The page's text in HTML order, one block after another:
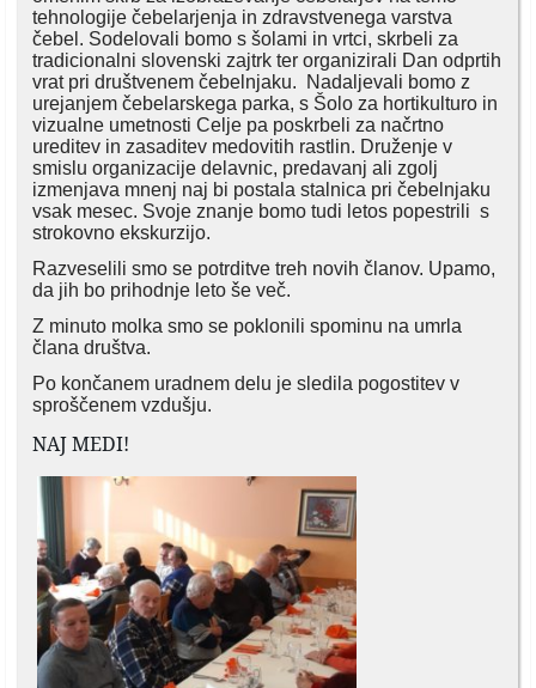
tehnologije čebelarjenja in zdravstvenega varstva
čebel. Sodelovali bomo s šolami in vrtci, skrbeli za
tradicionalni slovenski zajtrk ter organizirali Dan odprtih
vrat pri društvenem čebelnjaku. Nadaljevali bomo z
urejanjem čebelarskega parka, s Šolo za hortikulturo in
vizualne umetnosti Celje pa poskrbeli za načrtno
ureditev in zasaditev medovitih rastlin. Druženje v
smislu organizacije delavnic, predavanj ali zgolj
izmenjava mnenj naj bi postala stalnica pri čebelnjaku
vsak mesec. Svoje znanje bomo tudi letos popestrili s
strokovno ekskurzijo.
Razveselili smo se potrditve treh novih članov. Upamo,
da jih bo prihodnje leto še več.
Z minuto molka smo se poklonili spominu na umrla
člana društva.
Po končanem uradnem delu je sledila pogostitev v
sproščenem vzdušju.
NAJ MEDI!